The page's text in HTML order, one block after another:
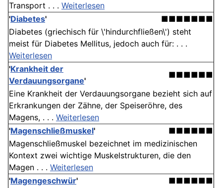
Transport . . . Weiterlesen
'Diabetes'
■■■■■■■
Diabetes (griechisch für \'hindurchfließen\') steht
meist für Diabetes Mellitus, jedoch auch für: . . .
Weiterlesen
'Krankheit der
Verdauungsorgane'
■■■■■■
Eine Krankheit der Verdauungsorgane bezieht sich auf
Erkrankungen der Zähne, der Speiseröhre, des
Magens, . . . Weiterlesen
'Magenschließmuskel'
■■■■■■
Magenschließmuskel bezeichnet im medizinischen
Kontext zwei wichtige Muskelstrukturen, die den
Magen . . . Weiterlesen
'Magengeschwür'
■■■■■■